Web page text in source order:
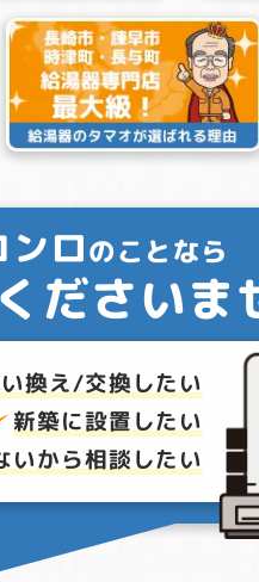
ンロのことなら
ださいま
換え/交換したい
新築に設置したい
いから相談したい